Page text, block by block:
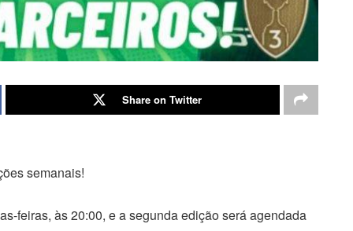
Share on Twitter
semanais!
feiras, às 20:00, e a segunda edição será agendada